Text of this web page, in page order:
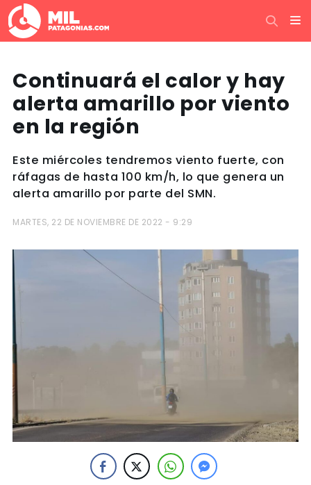
Continuará el calor y hay
alerta amarillo por viento
en la región
Este miércoles tendremos viento fuerte, con
ráfagas de hasta 100 km/h, lo que genera un
alerta amarillo por parte del SMN.
MARTES, 22 DE NOVIEMBRE DE 2022 - 9:29